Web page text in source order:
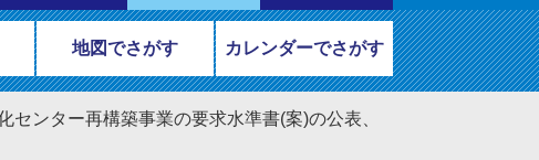
地図でさがす カレンダーでさがす
センター再構築事業の要求水準書(案)の公表、